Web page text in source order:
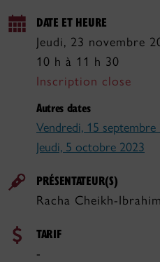
DATE ET HEURE
Jeudi, 23 novembre
10 h à 11 h 30
Inscription close
Autres dates
Vendredi, 15 septembre
Jeudi, 5 octobre 2023
PRÉSENTATEUR(S)
Racha Cheikh-
TARIF
-